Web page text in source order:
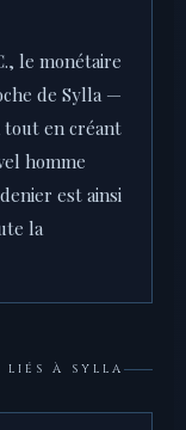
le monétaire
de Sylla —
tout en créant
homme
est ainsi
la
LIÉS À SYLLA